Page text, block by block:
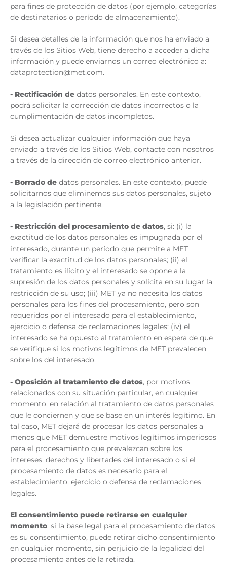
para fines de protección de datos (por ejemplo, categorías
de destinatarios o período de almacenamiento).
Si desea detalles de la información que nos ha enviado a
través de los Sitios Web, tiene derecho a acceder a dicha
información y puede enviarnos un correo electrónico a:
dataprotection@met.com.
- Rectificación de datos personales. En este contexto,
podrá solicitar la corrección de datos incorrectos o la
cumplimentación de datos incompletos.
Si desea actualizar cualquier información que haya
enviado a través de los Sitios Web, contacte con nosotros
a través de la dirección de correo electrónico anterior.
- Borrado de datos personales. En este contexto, puede
solicitarnos que eliminemos sus datos personales, sujeto
a la legislación pertinente.
- Restricción del procesamiento de datos, si: (i) la
exactitud de los datos personales es impugnada por el
interesado, durante un período que permite a MET
verificar la exactitud de los datos personales; (ii) el
tratamiento es ilícito y el interesado se opone a la
supresión de los datos personales y solicita en su lugar la
restricción de su uso; (iii) MET ya no necesita los datos
personales para los fines del procesamiento, pero son
requeridos por el interesado para el establecimiento,
ejercicio o defensa de reclamaciones legales; (iv) el
interesado se ha opuesto al tratamiento en espera de que
se verifique si los motivos legítimos de MET prevalecen
sobre los del interesado.
- Oposición al tratamiento de datos, por motivos
relacionados con su situación particular, en cualquier
momento, en relación al tratamiento de datos personales
que le conciernen y que se base en un interés legítimo. En
tal caso, MET dejará de procesar los datos personales a
menos que MET demuestre motivos legítimos imperiosos
para el procesamiento que prevalezcan sobre los
intereses, derechos y libertades del interesado o si el
procesamiento de datos es necesario para el
establecimiento, ejercicio o defensa de reclamaciones
legales.
El consentimiento puede retirarse en cualquier
momento: si la base legal para el procesamiento de datos
es su consentimiento, puede retirar dicho consentimiento
en cualquier momento, sin perjuicio de la legalidad del
procesamiento antes de la retirada.